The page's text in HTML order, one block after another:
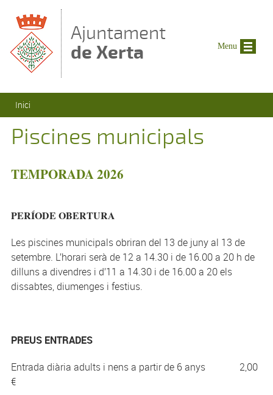
Ajuntament
de Xerta
Esteu aquí
Inici
Piscines municipals
TEMPORADA 2026
PERÍODE OBERTURA
Les piscines municipals obriran del 13 de juny al 13 de
setembre. L’horari serà de 12 a 14.30 i de 16.00 a 20 h de
dilluns a divendres i d’11 a 14.30 i de 16.00 a 20 els
dissabtes, diumenges i festius.
PREUS ENTRADES
Entrada diària adults i nens a partir de 6 anys 2,00
€
Menu